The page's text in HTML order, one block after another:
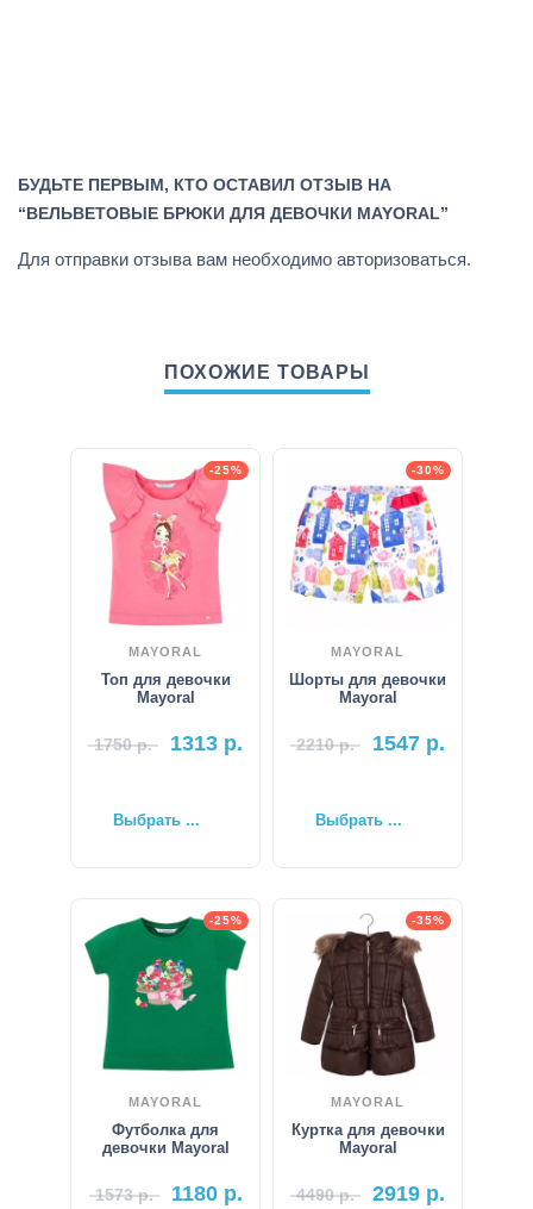
БУДЬТЕ ПЕРВЫМ, КТО ОСТАВИЛ ОТЗЫВ НА
“ВЕЛЬВЕТОВЫЕ БРЮКИ ДЛЯ ДЕВОЧКИ MAYORAL”
Для отправки отзыва вам необходимо авторизоваться.
ПОХОЖИЕ ТОВАРЫ
-25%
MAYORAL
Топ для девочки
Mayoral
1750р. 1313 р.
Выбрать ...
-30%
MAYORAL
Шорты для девочки
Mayoral
2210р. 1547 р.
Выбрать ...
-25%
MAYORAL
Футболка для
девочки Mayoral
1573р. 1180р.
-35%
MAYORAL
Куртка для девочки
Mayoral
4490р. 2919 р.